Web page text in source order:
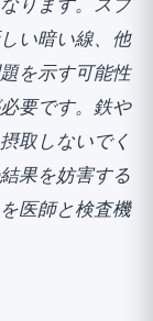
ります。スプ
い暗い線、他
を示す可能性
要です。鉄や
取しないでく
果を妨害する
医師と検査機